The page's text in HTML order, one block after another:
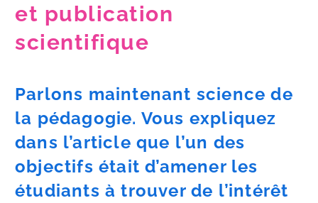
et publication
scientifique
Parlons maintenant science de
la pédagogie. Vous expliquez
dans l’article que l’un des
objectifs était d’amener les
étudiants à trouver de l’intérêt